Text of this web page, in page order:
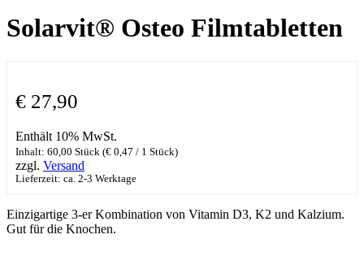
Solarvit® Osteo Filmtabletten
€ 27,90
Enthält 10% MwSt.
Inhalt: 60,00 Stück (€ 0,47 / 1 Stück)
zzgl. Versand
Lieferzeit: ca. 2-3 Werktage
Einzigartige 3-er Kombination von Vitamin D3, K2 und Kalzium.
Gut für die Knochen.